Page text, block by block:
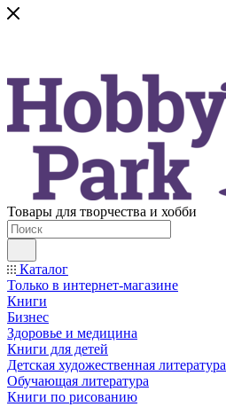
Товары для творчества и хобби
Каталог
Только в интернет-магазине
Книги
Бизнес
Здоровье и медицина
Книги для детей
Детская художественная литература
Обучающая литература
Книги по рисованию